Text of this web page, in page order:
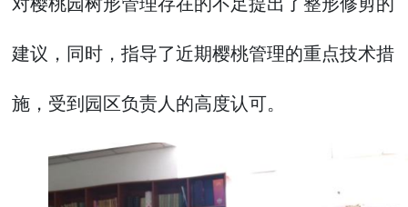
建议，同时，指导了近期樱桃管理的重点技术措
施，受到园区负责人的高度认可。